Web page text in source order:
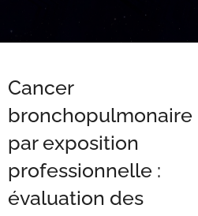
Cancer
bronchopulmonaire
par exposition
professionnelle :
évaluation des